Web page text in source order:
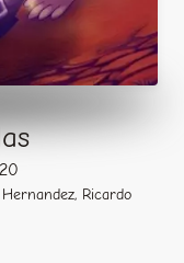
Ricardo